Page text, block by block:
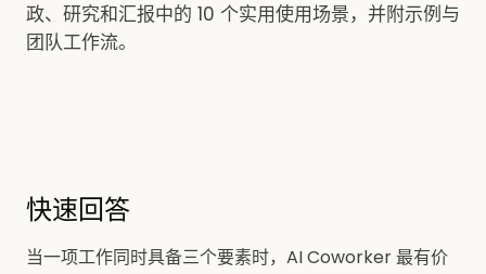
政、研究和汇报中的 10 个实用使用场景，并附示例与
团队工作流。
快速回答
当一项工作同时具备三个要素时，AI Coworker 最有价